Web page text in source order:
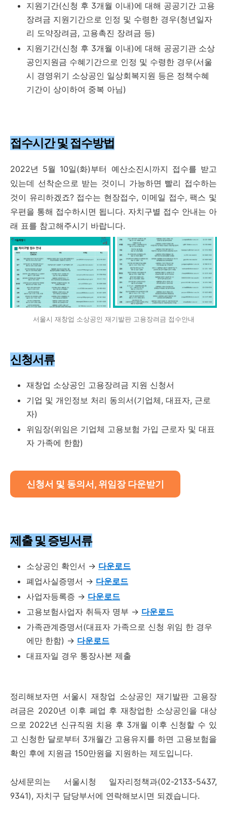
지원기간(신청 후 3개월 이내)에 대해 공공기간 고용
장려금 지원기간으로 인정 및 수령한 경우(청년일자
리 도약장려금, 고용촉진 장려금 등)
지원기간(신청 후 3개월 이내)에 대해 공공기관 소상
공인지원금 수혜기간으로 인정 및 수령한 경우(서울
시 경영위기 소상공인 일상회복지원 등은 정책수혜
기간이 상이하여 중복 아님)
접수시간 및 접수방법
2022년 5월 10일(화)부터 예산소진시까지 접수를 받고
있는데 선착순으로 받는 것이니 가능하면 빨리 접수하는
것이 유리하겠죠? 접수는 현장접수, 이메일 접수, 팩스 및
우편을 통해 접수하시면 됩니다. 자치구별 접수 안내는 아
래 표를 참고해주시기 바랍니다.
서울시 재창업 소상공인 재기발판 고용장려금 접수안내
신청서류
재창업 소상공인 고용장려금 지원 신청서
기업 및 개인정보 처리 동의서(기업체, 대표자, 근로
자)
위임장(위임은 기업체 고용보험 가입 근로자 및 대표
자 가족에 한함)
신청서 및 동의서, 위임장 다운받기
제출 및 증빙서류
소상공인 확인서 → 다운로드
폐업사실증명서 → 다운로드
사업자등록증 → 다운로드
고용보험사업자 취득자 명부 → 다운로드
가족관계증명서(대표자 가족으로 신청 위임 한 경우
에만 한함) → 다운로드
대표자일 경우 통장사본 제출
정리해보자면 서울시 재창업 소상공인 재기발판 고용장
려금은 2020년 이후 폐업 후 재창업한 소상공인을 대상
으로 2022년 신규직원 치용 후 3개월 이후 신청할 수 있
고 신청한 달로부터 3개월간 고용유지를 하면 고용보험을
확인 후에 지원금 150만원을 지원하는 제도입니다.
상세문의는 서울시청 일자리정책과(02-2133-5437,
9341), 자치구 담당부서에 연락해보시면 되겠습니다.